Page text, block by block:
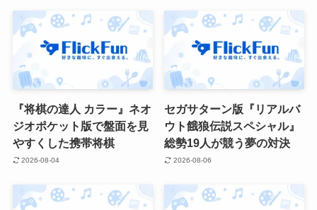
『将棋の達人 カラー』ネオ
ジオポケット版で盤面を見
やすくした携帯将棋
2026-08-04
セガサターン版『リアルバ
ウト餓狼伝説スペシャル』
総勢19人が競う夢の対決
2026-08-06